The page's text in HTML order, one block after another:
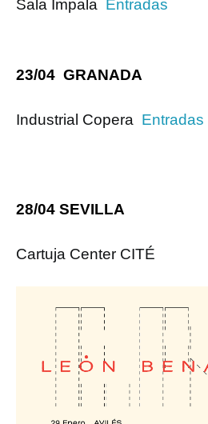
Sala Impala Entradas
23/04 GRANADA
Industrial Copera Entradas
28/04 SEVILLA
Cartuja Center CITÉ